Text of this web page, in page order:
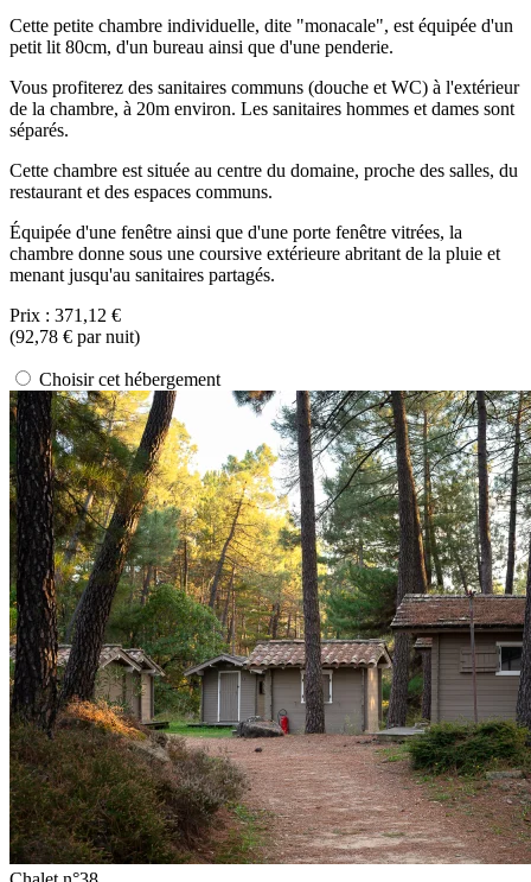
Cette petite chambre individuelle, dite "monacale", est équipée d'un
petit lit 80cm, d'un bureau ainsi que d'une penderie.
Vous profiterez des sanitaires communs (douche et WC) à l'extérieur
de la chambre, à 20m environ. Les sanitaires hommes et dames sont
séparés.
Cette chambre est située au centre du domaine, proche des salles, du
restaurant et des espaces communs.
Équipée d'une fenêtre ainsi que d'une porte fenêtre vitrées, la
chambre donne sous une coursive extérieure abritant de la pluie et
menant jusqu'au sanitaires partagés.
Prix : 371,12 €
(92,78 € par nuit)
Choisir cet hébergement